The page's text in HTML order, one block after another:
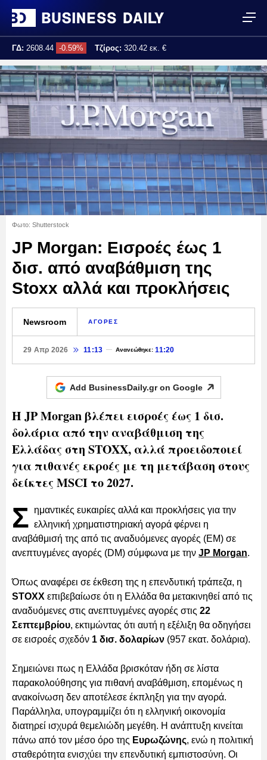
ΓΔ: 2608.44 -0.59% Τζίρος: 320.42 εκ. €
Τελ. ενημέρωση: 17:25:02
Φωτο: Shutterstock
JP Morgan: Εισροές έως 1
δισ. από αναβάθμιση της
Stoxx αλλά και προκλήσεις
Newsroom ΑΓΟΡΕΣ
29 Απρ 2026 11:13 Ανανεώθηκε: 11:20
Add BusinessDaily.gr on Google
Η JP Morgan βλέπει εισροές έως 1 δισ.
δολάρια από την αναβάθμιση της
Ελλάδας στη STOXX, αλλά προειδοποιεί
για πιθανές εκροές με τη μετάβαση στους
δείκτες MSCI το 2027.
Σ ημαντικές ευκαιρίες αλλά και προκλήσεις για την
ελληνική χρηματιστηριακή αγορά φέρνει η
αναβάθμισή της από τις αναδυόμενες αγορές (EM) σε
ανεπτυγμένες αγορές (DM) σύμφωνα με την JP Morgan.
Όπως αναφέρει σε έκθεση της η επενδυτική τράπεζα, η
STOXX επιβεβαίωσε ότι η Ελλάδα θα μετακινηθεί από τις
αναδυόμενες στις ανεπτυγμένες αγορές στις 22
Σεπτεμβρίου, εκτιμώντας ότι αυτή η εξέλιξη θα οδηγήσει
σε εισροές σχεδόν 1 δισ. δολαρίων (957 εκατ. δολάρια).
Σημειώνει πως η Ελλάδα βρισκόταν ήδη σε λίστα
παρακολούθησης για πιθανή αναβάθμιση, επομένως η
ανακοίνωση δεν αποτέλεσε έκπληξη για την αγορά.
Παράλληλα, υπογραμμίζει ότι η ελληνική οικονομία
διατηρεί ισχυρά θεμελιώδη μεγέθη. Η ανάπτυξη κινείται
πάνω από τον μέσο όρο της Ευρωζώνης, ενώ η πολιτική
σταθερότητα ενισχύει την επενδυτική εμπιστοσύνη. Οι